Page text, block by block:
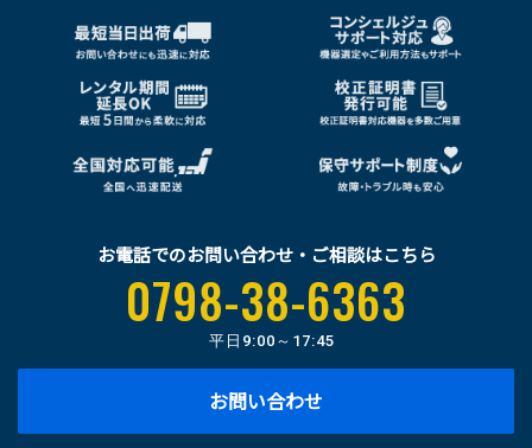
お電話でのお問い合わせ・ご相談はこちら
0798-38-6363
平日 9:00～17:45
お問い合わせ